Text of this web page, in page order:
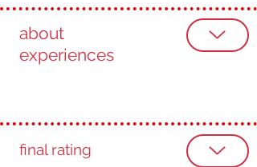
about
experiences
final rating